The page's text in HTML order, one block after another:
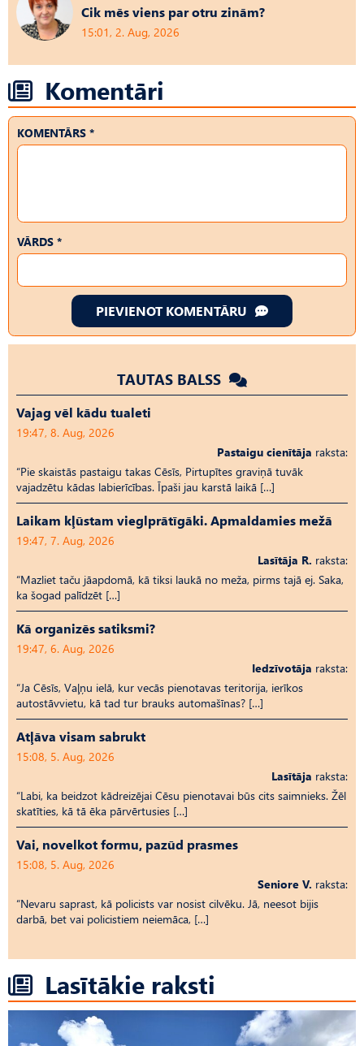
Cik mēs viens par otru zinām?
15:01, 2. Aug, 2026
Komentāri
KOMENTĀRS *
VĀRDS *
PIEVIENOT KOMENTĀRU
TAUTAS BALSS
Vajag vēl kādu tualeti
19:47, 8. Aug, 2026
Pastaigu cienītāja raksta:
“Pie skaistās pastaigu takas Cēsīs, Pirtupītes graviņā tuvāk
vajadzētu kādas labierīcības. Īpaši jau karstā laikā […]
Laikam kļūstam vieglprātīgāki. Apmaldamies mežā
19:47, 7. Aug, 2026
Lasītāja R. raksta:
“Mazliet taču jāapdomā, kā tiksi laukā no meža, pirms tajā ej. Saka,
ka šogad palīdzēt […]
Kā organizēs satiksmi?
19:47, 6. Aug, 2026
Iedzīvotāja raksta:
“Ja Cēsīs, Vaļņu ielā, kur vecās pienotavas teritorija, ierīkos
autostāvvietu, kā tad tur brauks automašīnas? […]
Atļāva visam sabrukt
15:08, 5. Aug, 2026
Lasītāja raksta:
“Labi, ka beidzot kādreizējai Cēsu pienotavai būs cits saimnieks. Žēl
skatīties, kā tā ēka pārvērtusies […]
Vai, novelkot formu, pazūd prasmes
15:08, 5. Aug, 2026
Seniore V. raksta:
“Nevaru saprast, kā policists var nosist cilvēku. Jā, neesot bijis
darbā, bet vai policistiem neiemāca, […]
Lasītākie raksti